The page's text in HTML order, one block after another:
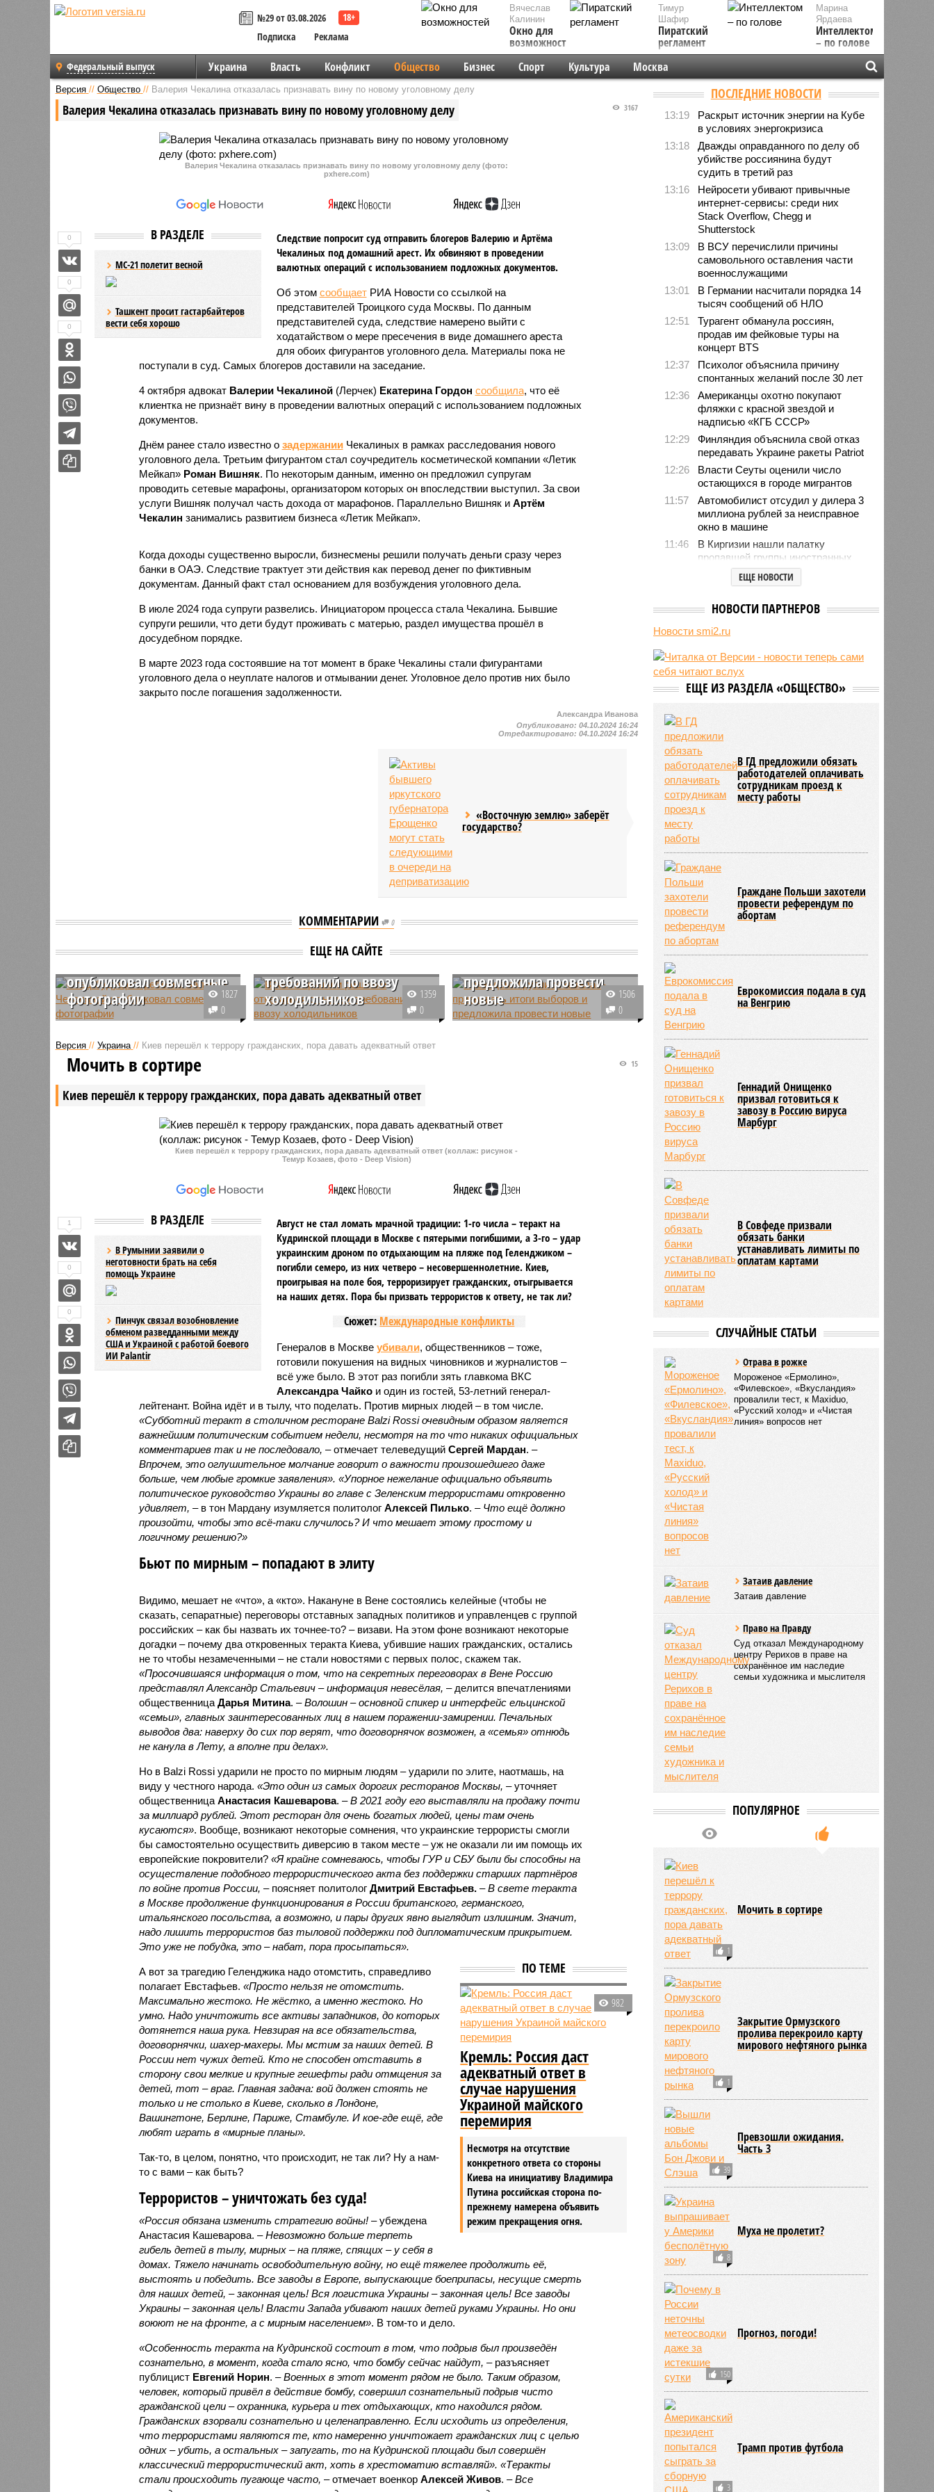
№29 от 03.08.2026
Подписка
Реклама
Вячеслав
Калинин
Окно для
возможностей
Марина
Ярдаева
Интеллектом
– по голове
Тимур
Шафир
Пиратский
регламент
Федеральный выпуск Украина Власть Конфликт Общество Бизнес Спорт Культура Москва
Версия // Общество // Валерия Чекалина отказалась признавать вину по новому уголовному делу
Валерия Чекалина отказалась признавать вину по новому уголовному делу 3167
Валерия Чекалина отказалась признавать вину по новому уголовному делу (фото:
pxhere.com)
В РАЗДЕЛЕ
МС-21 полетит весной
Ташкент просит гастарбайтеров
вести себя хорошо
Следствие попросит суд отправить блогеров Валерию и Артёма
Чекалиных под домашний арест. Их обвиняют в проведении
валютных операций с использованием подложных документов.
Об этом сообщаетРИА Новости со ссылкой на
представителей Троицкого суда Москвы. По данным
представителей суда, следствие намерено выйти с
ходатайством о мере пресечения в виде домашнего ареста
для обоих фигурантов уголовного дела. Материалы пока не
поступали в суд. Самых блогеров доставили на заседание.
4 октября адвокат Валерии Чекалиной(Лерчек) Екатерина Гордон сообщила, что её
клиентка не признаёт вину в проведении валютных операций с использованием подложных
документов.
Днём ранее стало известно о задержанииЧекалиных в рамках расследования нового
уголовного дела. Третьим фигурантом стал соучредитель косметической компании «Летик
Мейкап» Роман Вишняк. По некоторым данным, именно он предложил супругам
проводить сетевые марафоны, организатором которых он впоследствии выступил. За свои
услуги Вишняк получал часть дохода от марафонов. Параллельно Вишняк и Артём
Чекалин занимались развитием бизнеса «Летик Мейкап».
Когда доходы существенно выросли, бизнесмены решили получать деньги сразу через
банки в ОАЭ. Следствие трактует эти действия как перевод денег по фиктивным
документам. Данный факт стал основанием для возбуждения уголовного дела.
В июле 2024 года супруги развелись. Инициатором процесса стала Чекалина. Бывшие
супруги решили, что дети будут проживать с матерью, раздел имущества прошёл в
досудебном порядке.
В марте 2023 года состоявшие на тот момент в браке Чекалины стали фигурантами
уголовного дела о неуплате налогов и отмывании денег. Уголовное дело против них было
закрыто после погашения задолженности.
0
0
0
Александра Иванова
Опубликовано:04.10.2024 16:24
Отредактировано:04.10.2024 16:24
«Восточную землю» заберёт
государство?
КОММЕНТАРИИ 0
ЕЩЕ НА САЙТЕ
Отец будущего ребёнка
опубликовал совместные
фотографии
Луис Сквиччиарини, тренер по
известной блогерши Валерии
Чекалиной (Лерчек), опубликовал
фотографии, на которых
запечатлена его беременная
1827
0
Власти приняли решение
отказаться от новых
требований по ввозу
холодильников
ФТС России решила не
товаров с хладагентами, что
планируемые меры вызвали
1359
0
Президент Грузии
отказалась признавать
предложила провести
новые
Согласно позиции лидера Грузии
1506
0
Версия // Украина // Киев перешёл к террору гражданских, пора давать адекватный ответ
Киев перешёл к террору гражданских, пора давать адекватный ответ
15
Мочить в сортире
Киев перешёл к террору гражданских, пора давать адекватный ответ (коллаж: рисунок -
Темур Козаев, фото - Deep Vision)
В РАЗДЕЛЕ
В Румынии заявили о
неготовности брать на себя
помощь Украине
Пинчук связал возобновление
обменом разведданными между
США и Украиной с работой боевого
ИИ Palantir
Август не стал ломать мрачной традиции: 1-го числа – теракт на
Кудринской площади в Москве с пятерыми погибшими, а 3-го – удар
украинским дроном по отдыхающим на пляже под Геленджиком –
погибли семеро, из них четверо – несовершеннолетние. Киев,
проигрывая на поле боя, терроризирует гражданских, отыгрывается
на наших детях. Пора бы призвать террористов к ответу, не так ли?
Сюжет: Международные конфликты
Генералов в Москве убивали, общественников – тоже,
готовили покушения на видных чиновников и журналистов –
всё уже было. В этот раз погибли зять главкома ВКС
Александра Чайкои один из гостей, 53-летний генерал-
лейтенант. Война идёт и в тылу, что поделать. Против мирных людей – в том числе.
«Субботний теракт в столичном ресторане Balzi Rossi очевидным образом является
важнейшим политическим событием недели, несмотря на то что никаких официальных
комментариев так и не последовало, – отмечает телеведущий Сергей Мардан. –
Впрочем, это оглушительное молчание говорит о важности произошедшего даже
больше, чем любые громкие заявления». «Упорное нежелание официально объявить
политическое руководство Украины во главе с Зеленским террористами откровенно
удивляет, – в тон Мардану изумляется политолог Алексей Пилько. – Что ещё должно
произойти, чтобы это всё-таки случилось? И что мешает этому простому и
логичному решению?»
Бьют по мирным – попадают в элиту
Видимо, мешает не «что», а «кто». Накануне в Вене состоялись келейные (чтобы не
сказать, сепаратные) переговоры отставных западных политиков и управленцев с группой
российских – как бы назвать их точнее-то? – визави. На этом фоне возникают некоторые
догадки – почему два откровенных теракта Киева, убившие наших гражданских, остались
не то чтобы незамеченными – не стали новостями с первых полос, скажем так.
«Просочившаяся информация о том, что на секретных переговорах в Вене Россию
представлял Александр Стальевич – информация невесёлая, – делится впечатлениями
общественница Дарья Митина. –Волошин – основной спикер и интерфейс ельцинской
«семьи», главных заинтересованных лиц в нашем поражении-замирении. Печальных
выводов два: наверху до сих пор верят, что договорнячок возможен, а «семья» отнюдь
не канула в Лету, а вполне при делах».
Но в Balzi Rossi ударили не просто по мирным людям – ударили по элите, наотмашь, на
виду у честного народа. «Это один из самых дорогих ресторанов Москвы, – уточняет
общественница Анастасия Кашеварова. –В 2021 году его выставляли на продажу почти
за миллиард рублей. Этот ресторан для очень богатых людей, цены там очень
кусаются». Вообще, возникают некоторые сомнения, что украинские террористы смогли
бы самостоятельно осуществить диверсию в таком месте – уж не оказали ли им помощь их
европейские покровители? «Я крайне сомневаюсь, чтобы ГУР и СБУ были бы способны на
осуществление подобного террористического акта без поддержки старших партнёров
по войне против России, – поясняет политолог Дмитрий Евстафьев.–В свете теракта
в Москве продолжение функционирования в России британского, германского,
итальянского посольства, а возможно, и пары других явно выглядит излишним. Значит,
надо лишить террористов баз тыловой поддержки под дипломатическим прикрытием.
Это уже не побудка, это – набат, пора просыпаться».
ПО ТЕМЕ
982
Кремль: Россия даст
адекватный ответ в
случае нарушения
Украиной майского
перемирия
Несмотря на отсутствие
конкретного ответа со стороны
Киева на инициативу Владимира
Путина российская сторона по-
прежнему намерена объявить
режим прекращения огня.
А вот за трагедию Геленджика надо отомстить, справедливо
полагает Евстафьев. «Просто нельзя не отомстить.
Максимально жестоко. Не жёстко, а именно жестоко. Но
умно. Надо уничтожить все активы западников, до которых
дотянется наша рука. Невзирая на все обязательства,
договорнячки, шахер-махеры. Мы мстим за наших детей. В
России нет чужих детей. Кто не способен отставить в
сторону свои мелкие и крупные гешефты ради отмщения за
детей, тот – враг. Главная задача: вой должен стоять не
только и не столько в Киеве, сколько в Лондоне,
Вашингтоне, Берлине, Париже, Стамбуле. И кое-где ещё, где
любят играть в «мирные планы».
Так-то, в целом, понятно, что происходит, не так ли? Ну а нам-
то с вами – как быть?
Террористов – уничтожать без суда!
«Россия обязана изменить стратегию войны! – убеждена
Анастасия Кашеварова. –Невозможно больше терпеть
гибель детей в тылу, мирных – на пляже, спящих – у себя в
домах. Тяжело начинать освободительную войну, но ещё тяжелее продолжить её,
выстоять и победить. Все заводы в Европе, выпускающие боеприпасы, несущие смерть
для наших детей, – законная цель! Вся логистика Украины – законная цель! Все заводы
Украины – законная цель! Власти Запада убивают наших детей руками Украины. Но они
воюют не на фронте, а с мирным населением». В том-то и дело.
«Особенность теракта на Кудринской состоит в том, что подрыв был произведён
сознательно, в момент, когда стало ясно, что бомбу сейчас найдут, – разъясняет
публицист Евгений Норин. –Военных в этот момент рядом не было. Таким образом,
человек, который привёл в действие бомбу, совершил сознательный подрыв чисто
гражданской цели – охранника, курьера и тех отдыхающих, кто находился рядом.
Гражданских взорвали сознательно и целенаправленно. Если исходить из определения,
что террористами являются те, кто намеренно уничтожает гражданских лиц с целью
одних – убить, а остальных – запугать, то на Кудринской площади был совершён
классический террористический акт, хоть в хрестоматию вставляй». «Теракты
стали происходить пугающе часто, – отмечает военкор Алексей Живов. –Все
1
0
0
ПОСЛЕДНИЕ НОВОСТИ
13:19
Раскрыт источник энергии на Кубе
в условиях энергокризиса
13:18
Дважды оправданного по делу об
убийстве россиянина будут
судить в третий раз
13:16
Нейросети убивают привычные
интернет-сервисы: среди них
Stack Overflow, Chegg и
Shutterstock
13:09
В ВСУ перечислили причины
самовольного оставления части
военнослужащими
13:01
В Германии насчитали порядка 14
тысяч сообщений об НЛО
12:51
Турагент обманула россиян,
продав им фейковые туры на
концерт BTS
12:37
Психолог объяснила причину
спонтанных желаний после 30 лет
12:36
Американцы охотно покупают
фляжки с красной звездой и
надписью «КГБ СССР»
12:29
Финляндия объяснила свой отказ
передавать Украине ракеты Patriot
12:26
Власти Сеуты оценили число
остающихся в городе мигрантов
11:57
Автомобилист отсудил у дилера 3
миллиона рублей за неисправное
окно в машине
11:46
В Киргизии нашли палатку
пропавшей группы иностранных
альпинистов
Туристы устремились в
смерти» после пропажи семьи
Усольцевых и других людей
вопреки бунту звёзд и
забастовкам
10:48
Экс-глава сирийской разведки
ЕЩЕ НОВОСТИ
НОВОСТИ ПАРТНЕРОВ
Новости smi2.ru
ЕЩЕ ИЗ РАЗДЕЛА «ОБЩЕСТВО»
В ГД предложили обязать
работодателей оплачивать
сотрудникам проезд к
месту работы
Граждане Польши захотели
провести референдум по
абортам
Еврокомиссия подала в суд
на Венгрию
Геннадий Онищенко
призвал готовиться к
завозу в Россию вируса
Марбург
В Совфеде призвали
обязать банки
устанавливать лимиты по
оплатам картами
СЛУЧАЙНЫЕ СТАТЬИ
Отрава в рожке
Мороженое «Ермолино»,
«Филевское», «Вкусландия»
провалили тест, к Maxiduo,
«Русский холод» и «Чистая
линия» вопросов нет
Затаив давление
Затаив давление
Право на Правду
Суд отказал Международному
центру Рерихов в праве на
сохранённое им наследие
семьи художника и мыслителя
ПОПУЛЯРНОЕ
1
Мочить в сортире
1
Закрытие Ормузского
пролива перекроило карту
мирового нефтяного рынка
39
Превзошли ожидания.
Часть 3
8
Муха не пролетит?
150
Прогноз, погоди!
3
Трамп против футбола